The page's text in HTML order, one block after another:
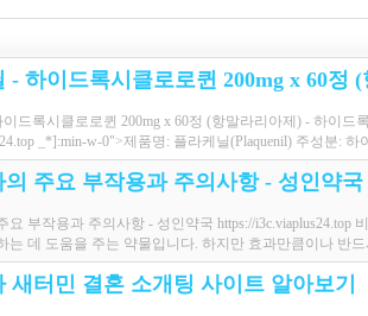
- 하이드록시클로로퀸 200mg x 60정
이드록시클로로퀸 200mg x 60정 (항말라리아제) - 하이
_*]:min-w-0">제품명: 플라케닐(Plaquenil) 주성분:
의 주요 부작용과 주의사항 - 성인약국
요 부작용과 주의사항 - 성인약국 https://
는 데 도움을 주는 약물입니다. 하지만 효과만큼이나 반
새터민 결혼 소개팅 사이트 알아보기